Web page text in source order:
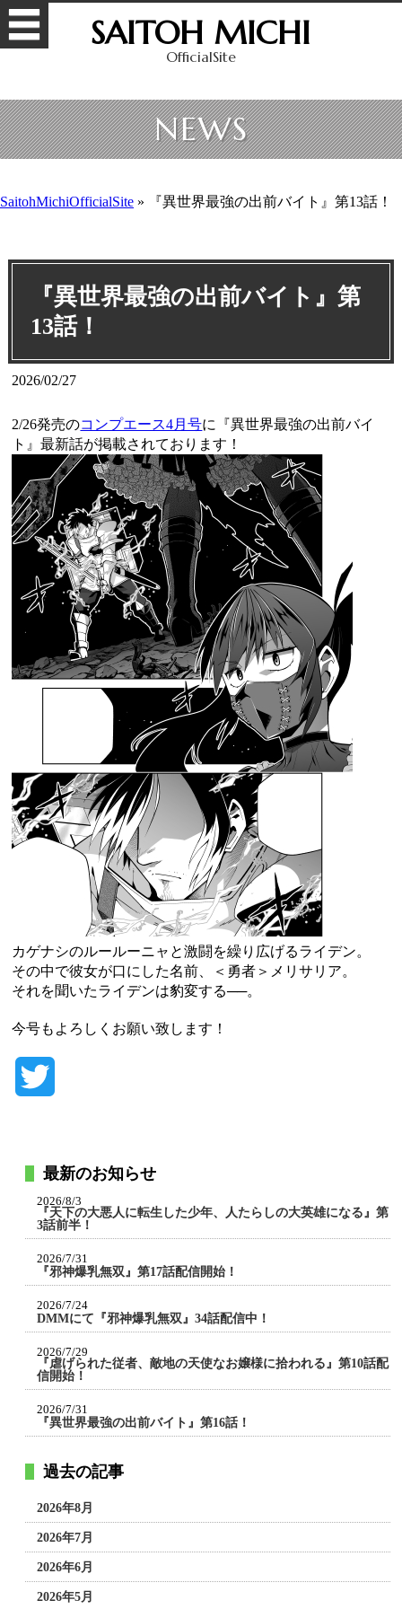
SAITOH MICHI
OfficialSite
NEWS
SaitohMichiOfficialSite » 『異世界最強の出前バイト』第13話！
『異世界最強の出前バイト』第
13話！
2026/02/27
2/26発売のコンプエース4月号に『異世界最強の出前バイ
ト』最新話が掲載されております！
カゲナシのルールーニャと激闘を繰り広げるライデン。
その中で彼女が口にした名前、＜勇者＞メリサリア。
それを聞いたライデンは豹変する──。
今号もよろしくお願い致します！
最新のお知らせ
2026/8/3
『天下の大悪人に転生した少年、人たらしの大英雄になる』第
3話前半！
2026/7/31
『邪神爆乳無双』第17話配信開始！
2026/7/24
DMMにて『邪神爆乳無双』34話配信中！
2026/7/29
『虐げられた従者、敵地の天使なお嬢様に拾われる』第10話配
信開始！
2026/7/31
『異世界最強の出前バイト』第16話！
過去の記事
2026年8月
2026年7月
2026年6月
2026年5月